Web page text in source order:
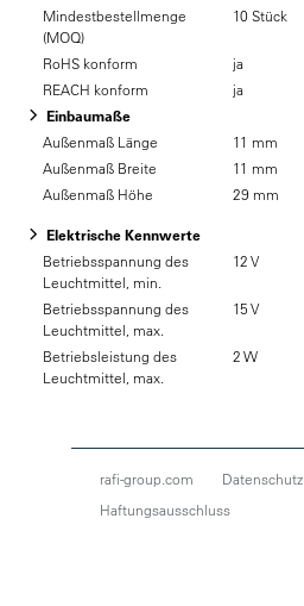
Mindestbestellmenge
(MOQ)
10 Stück
RoHS konform
ja
REACH konform
ja
Einbaumaße
Außenmaß Länge
11 mm
Außenmaß Breite
11 mm
Außenmaß Höhe
29 mm
Elektrische Kennwerte
Betriebsspannung des
Leuchtmittel, min.
12 V
Betriebsspannung des
Leuchtmittel, max.
15 V
Betriebsleistung des
Leuchtmittel, max.
2 W
rafi-group.com Datenschutz
Haftungsausschluss